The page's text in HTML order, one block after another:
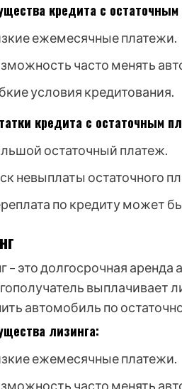
кредита с
ежемесячные платежи.
часто менять
условия кредитования.
кредита с остаточным
остаточный платеж.
невыплаты остаточного
по кредиту может
– это долгосрочная
выплачивает
автомобиль по
лизинга:
ежемесячные платежи.
часто менять